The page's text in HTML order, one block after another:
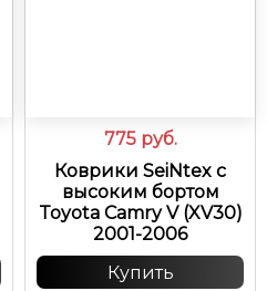
775 руб.
Коврики SeiNtex с
высоким бортом
Toyota Camry V (XV30)
2001-2006
Купить